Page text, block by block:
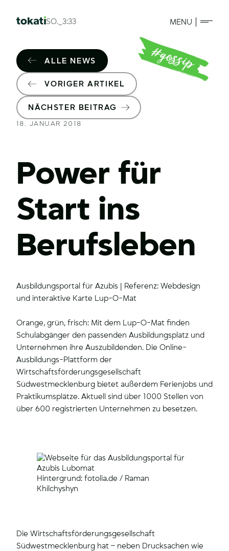
SO._3:33 MENU
ALLE NEWS
VORIGER ARTIKEL
NÄCHSTER BEITRAG
18. JANUAR 2018
Power für
Start ins
Berufsleben
Ausbildungsportal für Azubis | Referenz: Webdesign
und interaktive Karte Lup-O-Mat
Orange, grün, frisch: Mit dem Lup-O-Mat finden
Schulabgänger den passenden Ausbildungsplatz und
Unternehmen ihre Auszubildenden. Die Online-
Ausbildungs-Plattform der
Wirtschaftsförderungsgesellschaft
Südwestmecklenburg bietet außerdem Ferienjobs und
Praktikumsplätze. Aktuell sind über 1000 Stellen von
über 600 registrierten Unternehmen zu besetzen.
Hintergrund: fotolia.de / Raman
Khilchyshyn
Die Wirtschaftsförderungsgesellschaft
Südwestmecklenburg hat – neben Drucksachen wie